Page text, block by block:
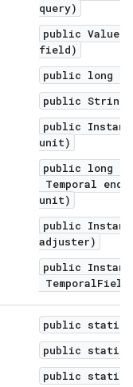
query)
public
field)
public long
public String
public Instant
unit)
public long
Temporal
unit)
public Instant
adjuster)
public
public static
public static
public static